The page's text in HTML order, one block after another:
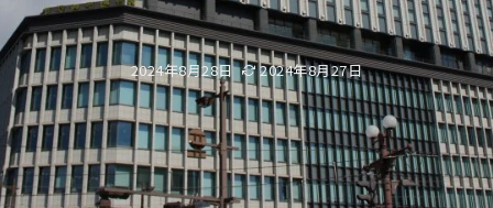
2024年8月28日 2024年8月27日